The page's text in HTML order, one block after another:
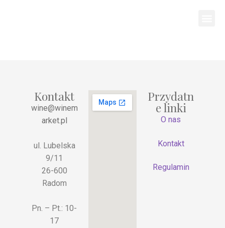
Kontakt
wine@winem
arket.pl
ul. Lubelska
9/11
26-600
Radom
Pn. – Pt.: 10-
17
Przydatn
e linki
O nas
Kontakt
Regulamin